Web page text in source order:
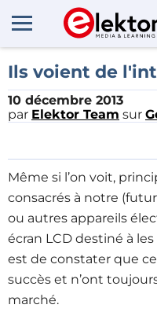
Ils voient de
10 décembre 2013
par Elektor Team sur
Même si l’on voit,
consacrés à notre
ou autres appareils
écran LCD destiné à
est de constater que
succès et n’ont
marché.